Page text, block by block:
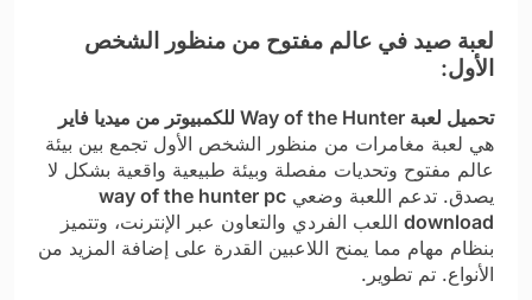
لعبة صيد في عالم مفتوح من منظور الشخص
الأول:
تحميل لعبة Way of the Hunter للكمبيوتر من ميديا فاير
هي لعبة مغامرات من منظور الشخص الأول تجمع بين بيئة
عالم مفتوح وتحديات مفصلة وبيئة طبيعية واقعية بشكل لا
يصدق. تدعم اللعبة وضعي way of the hunter pc
download اللعب الفردي والتعاون عبر الإنترنت، وتتميز
بنظام مهام مما يمنح اللاعبين القدرة على إضافة المزيد من
الأنواع. تم تطوير.